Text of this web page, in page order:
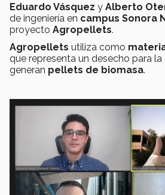
Eduardo Vásquez y Alberto
de ingeniería en campus Sonora
proyecto Agropellets.
Agropellets utiliza como
que representa un desecho para
generan pellets de biomasa.